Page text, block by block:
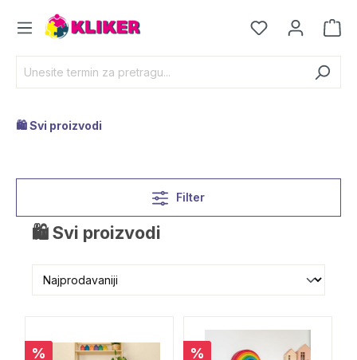
🛍️ Svi proizvodi
Filter
🛍️ Svi proizvodi
%
%